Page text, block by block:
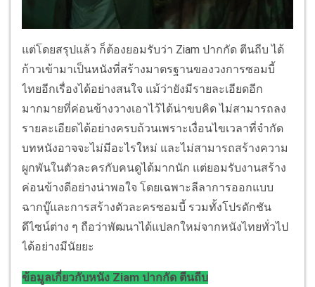
แต่โดยสรุปแล้ว ก็ต้องยอมรับว่า Ziam ปากกัด ตีนถีบ ได้
ก้าวเข้ามาเป็นหนังที่สร้างมาตรฐานของวงการซอมบี้
ไทยอีกเรื่องได้อย่างสนใจ แม้ว่ายังมีรายละเอียดอีก
มากมายที่ค่อนข้างวางเอาไว้ได้น่าขบคิด ไม่สามารถลง
รายละเอียดได้อย่างครบถ้วนเพราะเงื่อนไขเวลาที่จำกัด
บทหนังอาจจะไม่มีอะไรใหม่ และไม่สามารถสร้างความ
ผูกพันในตัวละครกับคนดูได้มากนัก แต่ยอมรับงานสร้าง
ค่อนข้างดีอย่างน่าพอใจ โดยเฉพาะลีลาการออกแบบ
ฉากบู๊และการสร้างตัวละครซอมบี้ รวมทั้งโปรดักชัน
ดีไซน์ต่าง ๆ ถือว่าพัฒนาได้แปลกใหม่จากหนังไทยทั่วไป
ได้อย่างมีนัยยะ
ข้อมูลเกี่ยวกับหนัง Ziam ปากกัด ตีนถีบ